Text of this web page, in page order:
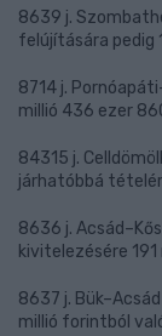
8639 j.
felújítására
8714 j.
millió 436 ezer
84315 j.
járhatóbbá
8636 j.
kivitelezésére
8637 j.
millió forintból